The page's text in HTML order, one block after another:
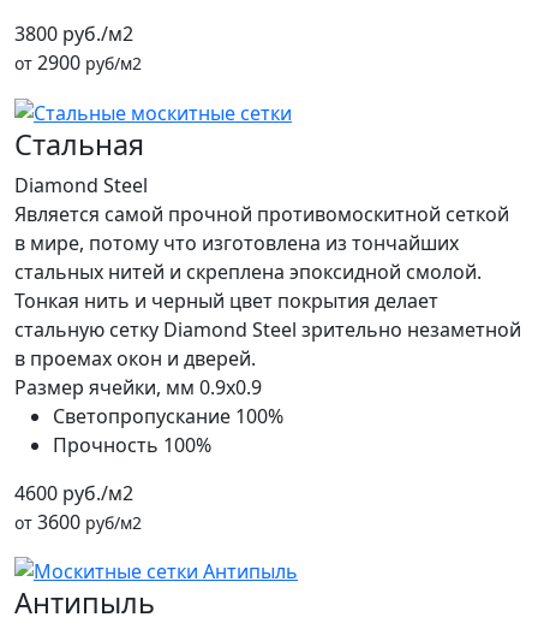
3800 руб./м2
от 2900 руб/м2
Стальная
Diamond Steel
Является самой прочной противомоскитной сеткой
в мире, потому что изготовлена из тончайших
стальных нитей и скреплена эпоксидной смолой.
Тонкая нить и черный цвет покрытия делает
стальную сетку Diamond Steel зрительно незаметной
в проемах окон и дверей.
Размер ячейки, мм 0.9x0.9
Светопропускание 100%
Прочность 100%
4600 руб./м2
от 3600 руб/м2
Антипыль